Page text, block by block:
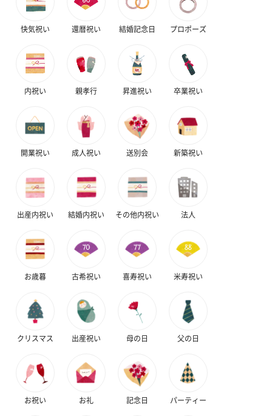
のオイル漬（981円）
のオイル漬（塩麹&レモ
ン）（981円）
快気祝い 還暦祝い 結婚記念日 プロポーズ
内祝い 親孝行 昇進祝い 卒業祝い
開業祝い 成人祝い 送別会 新築祝い
出産内祝い 結婚内祝い その他内祝い 法人
お歳暮 古希祝い 喜寿祝い 米寿祝い
クリスマス 出産祝い 母の日 父の日
お祝い お礼 記念日 パーティー